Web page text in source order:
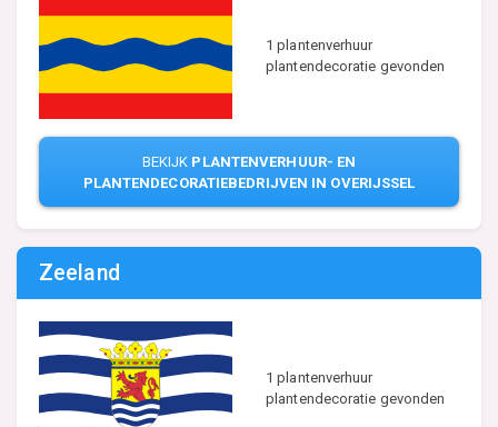
1 plantenverhuur
plantendecoratie gevonden
BEKIJK PLANTENVERHUUR- EN
PLANTENDECORATIEBEDRIJVEN IN OVERIJSSEL
Zeeland
1 plantenverhuur
plantendecoratie gevonden